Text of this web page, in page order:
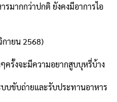
มากกว่าปกติ ยังคงมีอาการไอ
ายน 2568)
ครั้งจะมีความอยากสูบบุหรี่บ้าง
บขับถ่ายและรับประทานอาหาร